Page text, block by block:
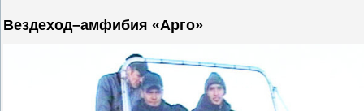
Вездеход–амфибия «Арго»